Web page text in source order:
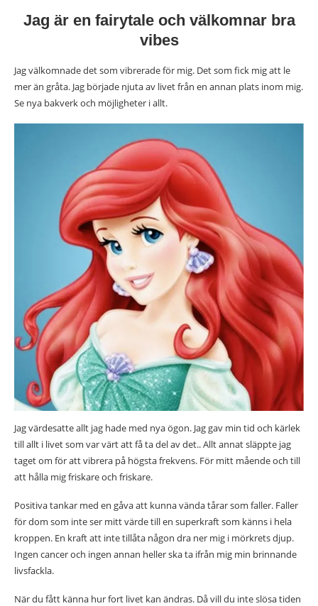
Jag är en fairytale och välkomnar bra
vibes
Jag välkomnade det som vibrerade för mig. Det som fick mig att le
mer än gråta. Jag började njuta av livet från en annan plats inom mig.
Se nya bakverk och möjligheter i allt.
Jag värdesatte allt jag hade med nya ögon. Jag gav min tid och kärlek
till allt i livet som var värt att få ta del av det.. Allt annat släppte jag
taget om för att vibrera på högsta frekvens. För mitt mående och till
att hålla mig friskare och friskare.
Positiva tankar med en gåva att kunna vända tårar som faller. Faller
för dom som inte ser mitt värde till en superkraft som känns i hela
kroppen. En kraft att inte tillåta någon dra ner mig i mörkrets djup.
Ingen cancer och ingen annan heller ska ta ifrån mig min brinnande
livsfackla.
När du fått känna hur fort livet kan ändras. Då vill du inte slösa tiden